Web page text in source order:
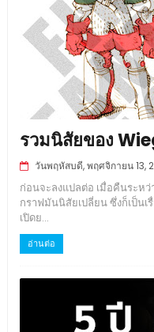
รวมนิสัยของ
วันพฤหัสบดี, พฤศจิกายน 13,
ก่อนจะลงแปลต่อ เมื่อคืนระห
กราฟมันนิสัยเปลี่ยน ซึ่งก็เป็นเ
เปิดย...
อ่านต่อ